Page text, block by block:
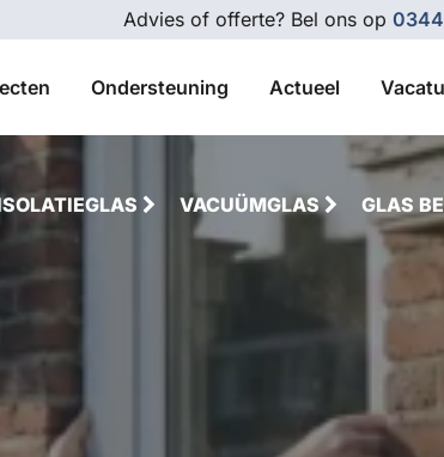
Advies of offerte? Bel ons op
Ondersteuning Actueel
VACUÜMGLAS GLAS